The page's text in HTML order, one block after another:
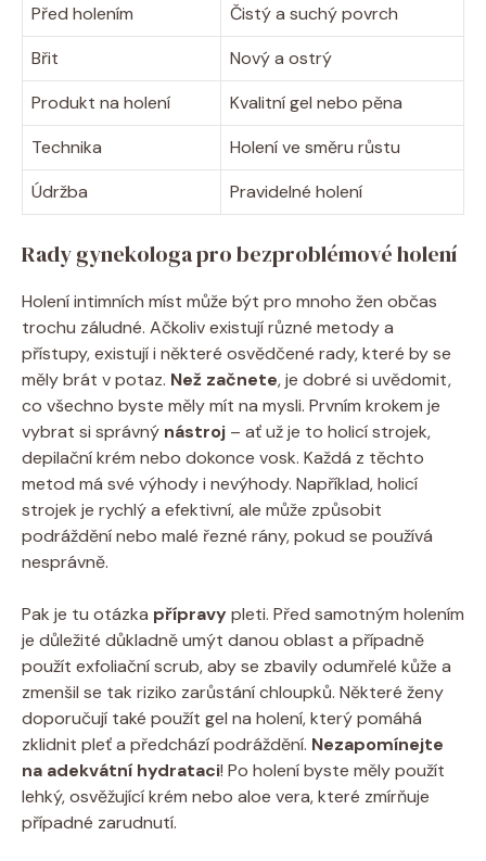
Před holením
Čistý a suchý povrch
Břit
Nový a ostrý
Produkt na holení
Kvalitní gel nebo pěna
Technika
Holení ve směru růstu
Údržba
Pravidelné holení
Rady gynekologa pro bezproblémové holení
Holení intimních míst může být pro mnoho žen občas
trochu záludné. Ačkoliv existují různé metody a
přístupy, existují i některé osvědčené rady, které by se
měly brát v potaz. Než začnete, je dobré si uvědomit,
co všechno byste měly mít na mysli. Prvním krokem je
vybrat si správný nástroj – ať už je to holicí strojek,
depilační krém nebo dokonce vosk. Každá z těchto
metod má své výhody i nevýhody. Například, holicí
strojek je rychlý a efektivní, ale může způsobit
podráždění nebo malé řezné rány, pokud se používá
nesprávně.
Pak je tu otázka přípravypleti. Před samotným holením
je důležité důkladně umýt danou oblast a případně
použít exfoliační scrub, aby se zbavily odumřelé kůže a
zmenšil se tak riziko zarůstání chloupků. Některé ženy
doporučují také použít gel na holení, který pomáhá
zklidnit pleť a předchází podráždění. Nezapomínejte
na adekvátní hydrataci! Po holení byste měly použít
lehký, osvěžující krém nebo aloe vera, které zmírňuje
případné zarudnutí.